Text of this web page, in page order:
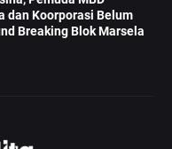
dan Koorporasi Belum
Breaking Blok Marsela